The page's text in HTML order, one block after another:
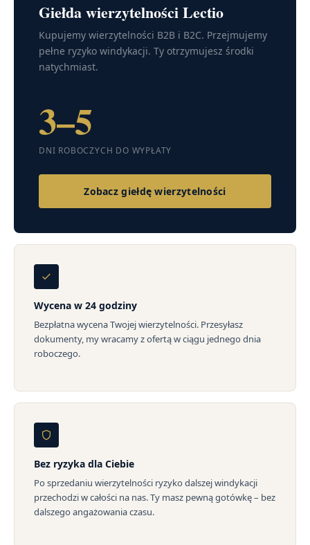
Giełda wierzytelności Lectio
Kupujemy wierzytelności B2B i B2C. Przejmujemy
pełne ryzyko windykacji. Ty otrzymujesz środki
natychmiast.
3–5
DNI ROBOCZYCH DO WYPŁATY
Zobacz giełdę wierzytelności
Wycena w 24 godziny
Bezpłatna wycena Twojej wierzytelności. Przesyłasz
dokumenty, my wracamy z ofertą w ciągu jednego dnia
roboczego.
Bez ryzyka dla Ciebie
Po sprzedaniu wierzytelności ryzyko dalszej windykacji
przechodzi w całości na nas. Ty masz pewną gotówkę – bez
dalszego angażowania czasu.